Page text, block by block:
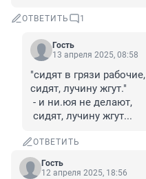
ОТВЕТИТЬ 1
Гость
13 апреля 2025, 08:58
"сидят в грязи рабочие,
сидят, лучину жгут."
- и ни.юя не делают,
сидят, лучину жгут...
ОТВЕТИТЬ
Гость
12 апреля 2025, 18:56